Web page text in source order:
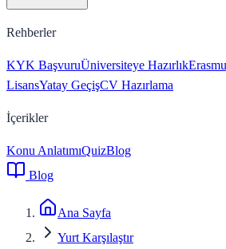
Rehberler
KYK BaşvuruÜniversiteye Hazırlık
LisansYatay GeçişCV Hazırlama
İçerikler
Konu AnlatımıQuizBlog
Blog
Ana Sayfa
Yurt Karşılaştır